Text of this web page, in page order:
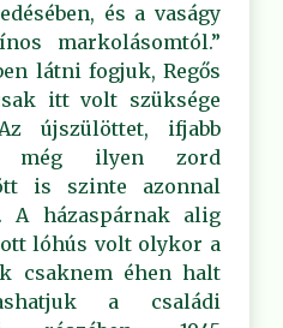
és a vaságy
markolásomtól.”
látni fogjuk, Regős
itt volt szüksége
újszülöttet, ifjabb
még ilyen zord
is szinte azonnal
A házaspárnak alig
lóhús volt olykor a
csaknem éhen halt
a családi